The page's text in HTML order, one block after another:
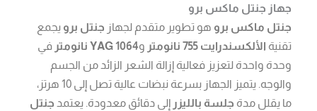
جهاز جنتل ماكس برو
جنتل ماكس برو هو تطوير متقدم لجهاز جنتل برو يجمع
تقنية الألكسندرايت 755 نانومتر وYAG 1064 نانومتر
في
وحدة واحدة لتعزيز فعالية إزالة الشعر الزائد من الجسم
والوجه. يتميز الجهاز بسرعة نبضات عالية تصل إلى 10 هرتز،
ما يقلل مدة جلسة بالليزر إلى دقائق معدودة. يعتمد جنتل